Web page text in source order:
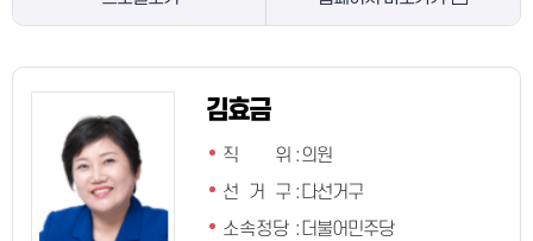
김효금
직 위
:의원
선 거 구 : 다선거구
소속정당 : 더불어민주당